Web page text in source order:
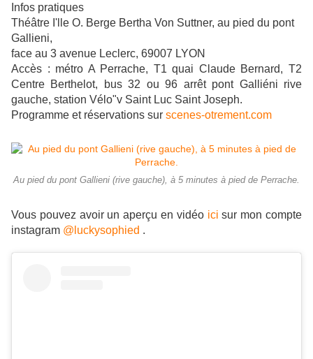
Infos pratiques
Théâtre I'lle O. Berge Bertha Von Suttner, au pied du pont
Gallieni,
face au 3 avenue Leclerc, 69007 LYON
Accès : métro A Perrache, T1 quai Claude Bernard, T2
Centre Berthelot, bus 32 ou 96 arrêt pont Galliéni rive
gauche, station Vélo"v Saint Luc Saint Joseph.
Programme et réservations sur scenes-otrement.com
Au pied du pont Gallieni (rive gauche), à 5 minutes à pied de Perrache.
Vous pouvez avoir un aperçu en vidéo ici sur mon compte
instagram @luckysophied .